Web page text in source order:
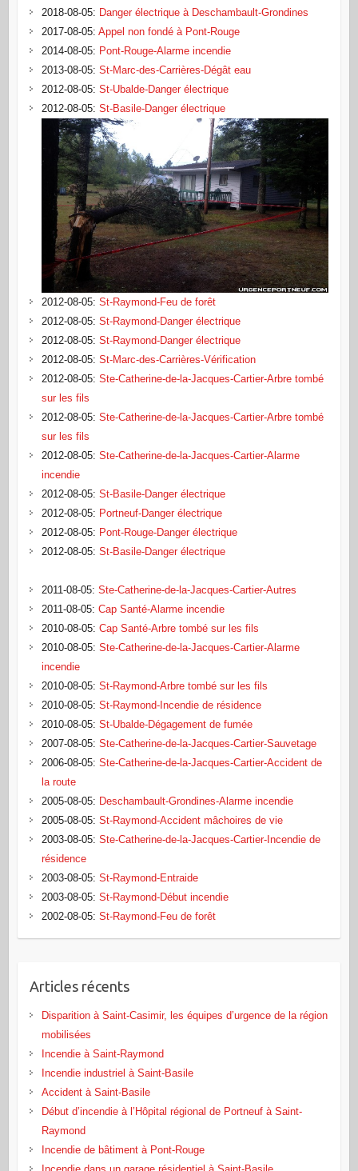
2018-08-05: Danger électrique à Deschambault-Grondines
2017-08-05: Appel non fondé à Pont-Rouge
2014-08-05: Pont-Rouge-Alarme incendie
2013-08-05: St-Marc-des-Carrières-Dégât eau
2012-08-05: St-Ubalde-Danger électrique
2012-08-05: St-Basile-Danger électrique
2012-08-05: St-Raymond-Feu de forêt
2012-08-05: St-Raymond-Danger électrique
2012-08-05: St-Raymond-Danger électrique
2012-08-05: St-Marc-des-Carrières-Vérification
2012-08-05: Ste-Catherine-de-la-Jacques-Cartier-Arbre tombé
sur les fils
2012-08-05: Ste-Catherine-de-la-Jacques-Cartier-Arbre tombé
sur les fils
2012-08-05: Ste-Catherine-de-la-Jacques-Cartier-Alarme
incendie
2012-08-05: St-Basile-Danger électrique
2012-08-05: Portneuf-Danger électrique
2012-08-05: Pont-Rouge-Danger électrique
2012-08-05: St-Basile-Danger électrique
2011-08-05: Ste-Catherine-de-la-Jacques-Cartier-Autres
2011-08-05: Cap Santé-Alarme incendie
2010-08-05: Cap Santé-Arbre tombé sur les fils
2010-08-05: Ste-Catherine-de-la-Jacques-Cartier-Alarme
incendie
2010-08-05: St-Raymond-Arbre tombé sur les fils
2010-08-05: St-Raymond-Incendie de résidence
2010-08-05: St-Ubalde-Dégagement de fumée
2007-08-05: Ste-Catherine-de-la-Jacques-Cartier-Sauvetage
2006-08-05: Ste-Catherine-de-la-Jacques-Cartier-Accident de
la route
2005-08-05: Deschambault-Grondines-Alarme incendie
2005-08-05: St-Raymond-Accident mâchoires de vie
2003-08-05: Ste-Catherine-de-la-Jacques-Cartier-Incendie de
résidence
2003-08-05: St-Raymond-Entraide
2003-08-05: St-Raymond-Début incendie
2002-08-05: St-Raymond-Feu de forêt
Articles récents
Disparition à Saint-Casimir, les équipes d’urgence de la région
mobilisées
Incendie à Saint-Raymond
Incendie industriel à Saint-Basile
Accident à Saint-Basile
Début d’incendie à l’Hôpital régional de Portneuf à Saint-
Raymond
Incendie de bâtiment à Pont‑Rouge